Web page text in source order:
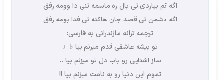
اگه کم بیاردی تی بال ره ماسمه تنی دا وومه رفق
اگه دشمن تی قصد جان هاکنه تی فدا بومه رفق
ترجمه ترانه مازندرانی به فارسی:
تو بیشه عاشقی قدم میرنم بیا ♭♩
ساز اشنایی رو باب دل تو میزنم بیا ..
تموم این دنیا رو به نامت میزنم بیا !!